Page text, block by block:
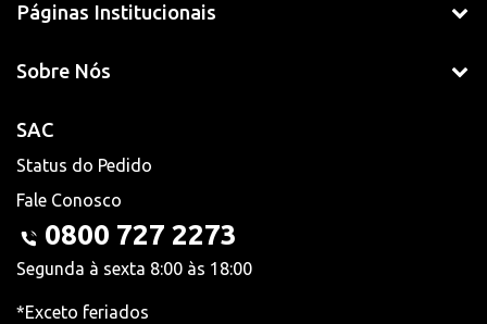
Páginas Institucionais
Sobre Nós
SAC
Status do Pedido
Fale Conosco
0800 727 2273
Segunda à sexta 8:00 às 18:00
*Exceto feriados